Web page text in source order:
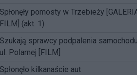
Spłonęły pomosty w Trzebieży
FILM] (akt. 1)
Szukają sprawcy podpalenia
ul. Polarnej [FILM]
Spłonęło kilkanaście aut